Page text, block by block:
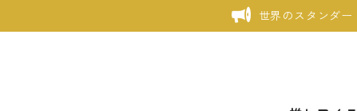
世界のスタンダ